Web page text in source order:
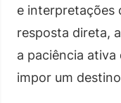
e interpretações
resposta direta,
a paciência
impor um